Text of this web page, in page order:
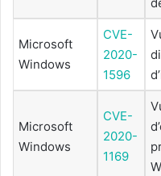
Microsoft
Windows
CVE-
2020-
1596
Microsoft
Windows
CVE-
2020-
1169